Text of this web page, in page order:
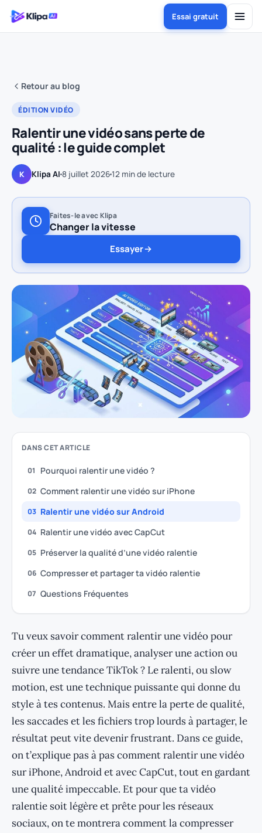
Essai gratuit
Retour au blog
ÉDITION VIDÉO
Ralentir une vidéo sans perte de
qualité : le guide complet
K Klipa AI 8 juillet 202612 min de lecture
Faites-le avec Klipa
Changer la vitesse
Essayer
DANS CET ARTICLE
01 Pourquoi ralentir une vidéo ?
02 Comment ralentir une vidéo sur iPhone
03 Ralentir une vidéo sur Android
04 Ralentir une vidéo avec CapCut
05 Préserver la qualité d’une vidéo ralentie
06 Compresser et partager ta vidéo ralentie
07 Questions Fréquentes
Tu veux savoir comment ralentir une vidéo pour
créer un effet dramatique, analyser une action ou
suivre une tendance TikTok ? Le ralenti, ou slow
motion, est une technique puissante qui donne du
style à tes contenus. Mais entre la perte de qualité,
les saccades et les fichiers trop lourds à partager, le
résultat peut vite devenir frustrant. Dans ce guide,
on t’explique pas à pas comment ralentir une vidéo
sur iPhone, Android et avec CapCut, tout en gardant
une qualité impeccable. Et pour que ta vidéo
ralentie soit légère et prête pour les réseaux
sociaux, on te montrera comment la compresser